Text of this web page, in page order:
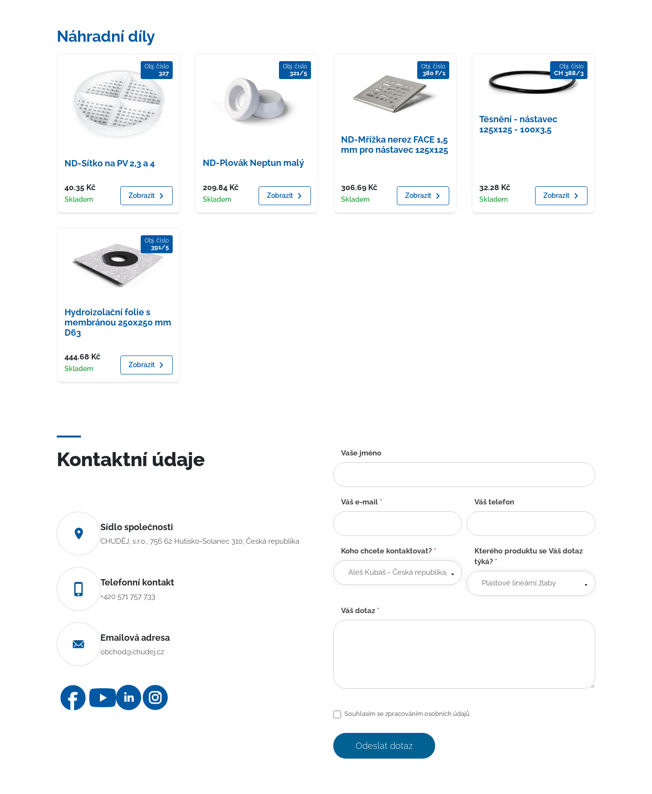
Náhradní díly
Obj. číslo
327
ND-Sítko na PV 2,3 a 4
Cena
40.35 Kč
Dostupnost
Skladem Zobrazit
Obj. číslo
321/5
ND-Plovák Neptun malý
Cena
209.84 Kč
Dostupnost
Skladem Zobrazit
Obj. číslo
380 F/1
ND-Mřížka nerez FACE 1,5
mm pro nástavec 125x125
Cena
306.69 Kč
Dostupnost
Skladem Zobrazit
Obj. číslo
CH 388/3
Těsnění - nástavec
125x125 - 100x3,5
Cena
32.28 Kč
Dostupnost
Skladem Zobrazit
Obj. číslo
391/5
Hydroizolační folie s
membránou 250x250 mm
D63
Cena
444.68 Kč
Dostupnost
Skladem Zobrazit
Kontaktní údaje
Sídlo společnosti
CHUDĚJ, s.r.o., 756 62 Hutisko-Solanec 310, Česká republika
Telefonní kontakt
+420 571 757 733
Emailová adresa
obchod@chudej.cz
Kontaktní
formulář
-
CZ
Vaše jméno
Váš e-mail * Váš telefon
Koho chcete kontaktovat? *
Kterého produktu se Váš dotaz
týká? *
Váš dotaz *
Souhlasím se zpracováním osobních údajů.
Odeslat dotaz